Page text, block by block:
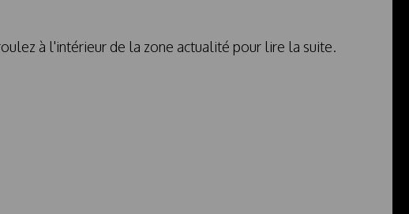
à l'intérieur de la zone actualité pour lire la suite.